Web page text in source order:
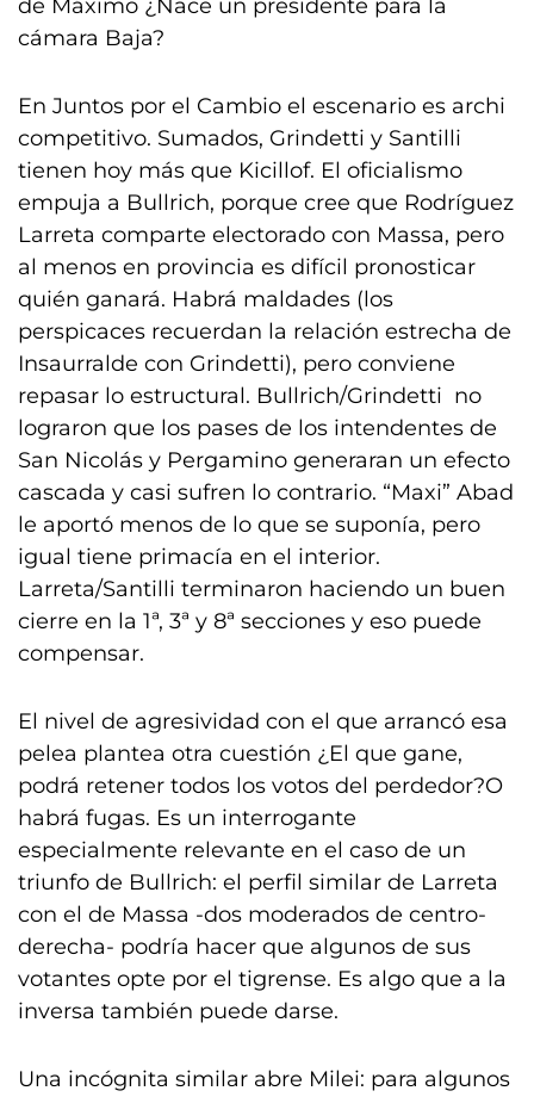
de Máximo ¿Nace un presidente para la
cámara Baja?
En Juntos por el Cambio el escenario es archi
competitivo. Sumados, Grindetti y Santilli
tienen hoy más que Kicillof. El oficialismo
empuja a Bullrich, porque cree que Rodríguez
Larreta comparte electorado con Massa, pero
al menos en provincia es difícil pronosticar
quién ganará. Habrá maldades (los
perspicaces recuerdan la relación estrecha de
Insaurralde con Grindetti), pero conviene
repasar lo estructural. Bullrich/Grindetti no
lograron que los pases de los intendentes de
San Nicolás y Pergamino generaran un efecto
cascada y casi sufren lo contrario. “Maxi” Abad
le aportó menos de lo que se suponía, pero
igual tiene primacía en el interior.
Larreta/Santilli terminaron haciendo un buen
cierre en la 1ª, 3ª y 8ª secciones y eso puede
compensar.
El nivel de agresividad con el que arrancó esa
pelea plantea otra cuestión ¿El que gane,
podrá retener todos los votos del perdedor?O
habrá fugas. Es un interrogante
especialmente relevante en el caso de un
triunfo de Bullrich: el perfil similar de Larreta
con el de Massa -dos moderados de centro-
derecha- podría hacer que algunos de sus
votantes opte por el tigrense. Es algo que a la
inversa también puede darse.
Una incógnita similar abre Milei: para algunos